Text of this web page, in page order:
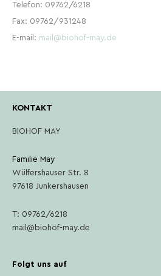
Telefon: 09762/6218
Fax: 09762/931248
E-mail: mail@biohof-may.de
KONTAKT
BIOHOF MAY
Familie May
Wülfershauser Str. 8
97618 Junkershausen
T: 09762/6218
mail@biohof-may.de
Folgt uns auf